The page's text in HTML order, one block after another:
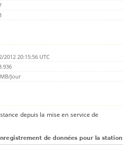
2012 20:15:56 UTC
Jour
depuis la mise en service de